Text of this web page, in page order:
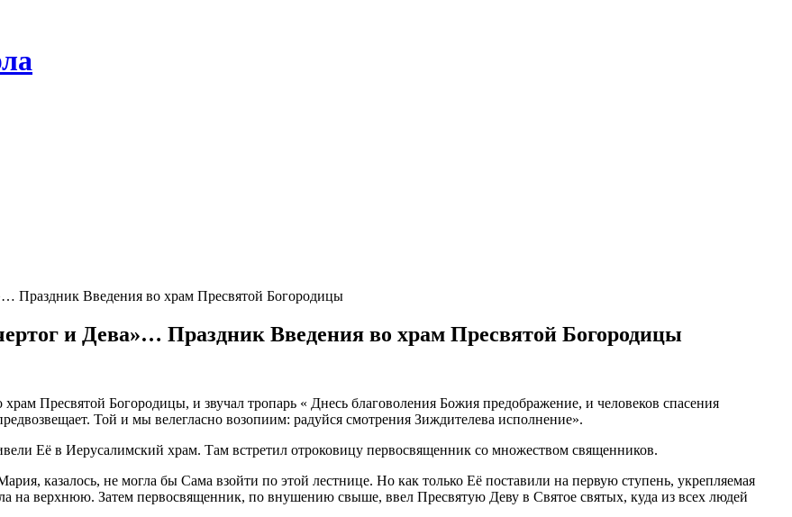
Праздник Введения во храм Пресвятой Богородицы
и Дева»… Праздник Введения во храм Пресвятой Богородицы
Пресвятой Богородицы, и звучал тропарь « Днесь благоволения Божия предображение, и человеков спасения
Той и мы велегласно возопиим: радуйся смотрения Зиждителева исполнение».
Её в Иерусалимский храм. Там встретил отроковицу первосвященник со множеством священников.
казалось, не могла бы Сама взойти по этой лестнице. Но как только Её поставили на первую ступень, укрепляемая
на верхнюю. Затем первосвященник, по внушению свыше, ввел Пресвятую Деву в Святое святых, куда из всех людей